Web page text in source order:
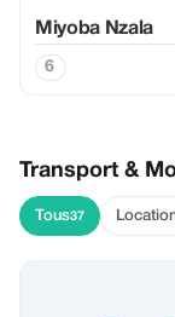
Miyoba Nzala
6
Transport &
Tous37